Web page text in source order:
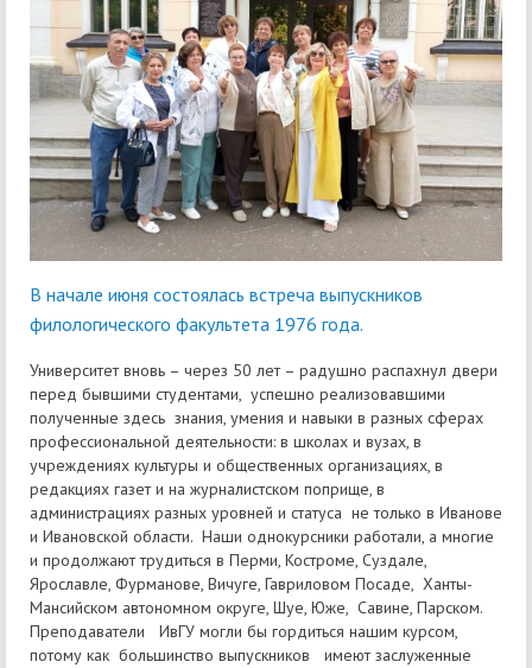
В начале июня состоялась встреча выпускников
филологического факультета 1976 года.
Университет вновь – через 50 лет – радушно распахнул двери
перед бывшими студентами, успешно реализовавшими
полученные здесь знания, умения и навыки в разных сферах
профессиональной деятельности: в школах и вузах, в
учреждениях культуры и общественных организациях, в
редакциях газет и на журналистском поприще, в
администрациях разных уровней и статуса не только в Иванове
и Ивановской области. Наши однокурсники работали, а многие
и продолжают трудиться в Перми, Костроме, Суздале,
Ярославле, Фурманове, Вичуге, Гавриловом Посаде, Ханты-
Мансийском автономном округе, Шуе, Юже, Савине, Парском.
Преподаватели ИвГУ могли бы гордиться нашим курсом,
потому как большинство выпускников имеют заслуженные